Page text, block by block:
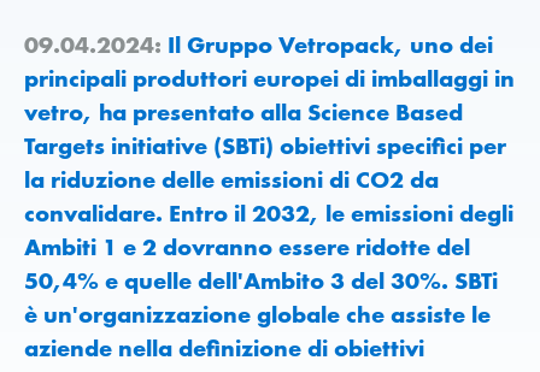
09.04.2024: Il Gruppo Vetropack, uno dei
principali produttori europei di imballaggi in
vetro, ha presentato alla Science Based
Targets initiative (SBTi) obiettivi specifici per
la riduzione delle emissioni di CO2 da
convalidare. Entro il 2032, le emissioni degli
Ambiti 1 e 2 dovranno essere ridotte del
50,4% e quelle dell'Ambito 3 del 30%. SBTi
è un'organizzazione globale che assiste le
aziende nella definizione di obiettivi